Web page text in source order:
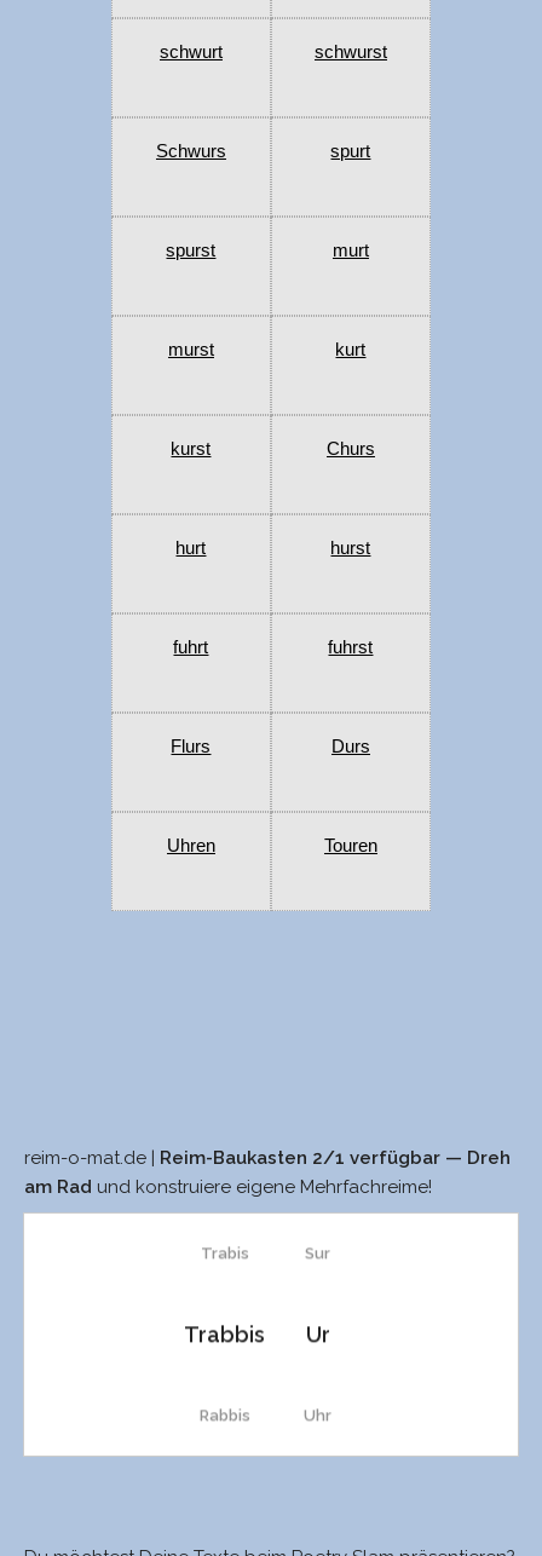
schwurt schwurst
Schwurs spurt
spurst murt
murst kurt
kurst Churs
hurt hurst
fuhrt fuhrst
Flurs Durs
Uhren Touren
reim-o-mat.de |
Reim-Baukasten 2/1 verfügbar — Dreh
am Rad und konstruiere eigene Mehrfachreime!
Trabis
Trabbis
Rabbis
Sur
Ur
Uhr